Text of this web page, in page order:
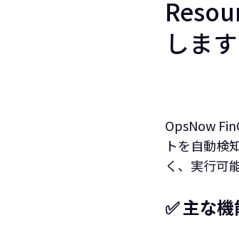
しま
OpsNow
トを自動検
く、実行可
✅ 主な